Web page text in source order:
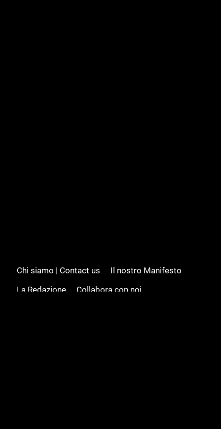
Chi siamo | Contact us
Il nostro Manifesto
La Redazione
Collabora con noi